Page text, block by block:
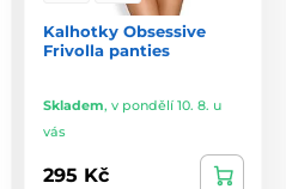
Kalhotky Obsessive
Frivolla panties
Skladem, v pondělí 10. 8. u
vás
295 Kč